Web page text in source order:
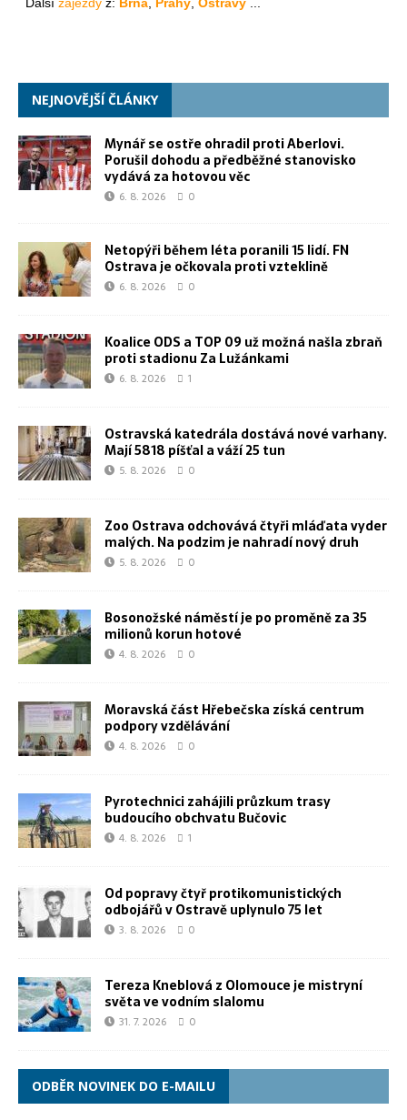
NEJNOVĚJŠÍ ČLÁNKY
Mynář se ostře ohradil proti Aberlovi.
Porušil dohodu a předběžné stanovisko
vydává za hotovou věc
6. 8. 2026 0
Netopýři během léta poranili 15 lidí. FN
Ostrava je očkovala proti vzteklině
6. 8. 2026 0
Koalice ODS a TOP 09 už možná našla zbraň
proti stadionu Za Lužánkami
6. 8. 2026 1
Ostravská katedrála dostává nové varhany.
Mají 5818 píšťal a váží 25 tun
5. 8. 2026 0
Zoo Ostrava odchovává čtyři mláďata vyder
malých. Na podzim je nahradí nový druh
5. 8. 2026 0
Bosonožské náměstí je po proměně za 35
milionů korun hotové
4. 8. 2026 0
Moravská část Hřebečska získá centrum
podpory vzdělávání
4. 8. 2026 0
Pyrotechnici zahájili průzkum trasy
budoucího obchvatu Bučovic
4. 8. 2026 1
Od popravy čtyř protikomunistických
odbojářů v Ostravě uplynulo 75 let
3. 8. 2026 0
Tereza Kneblová z Olomouce je mistryní
světa ve vodním slalomu
31. 7. 2026 0
ODBĚR NOVINEK DO E-MAILU